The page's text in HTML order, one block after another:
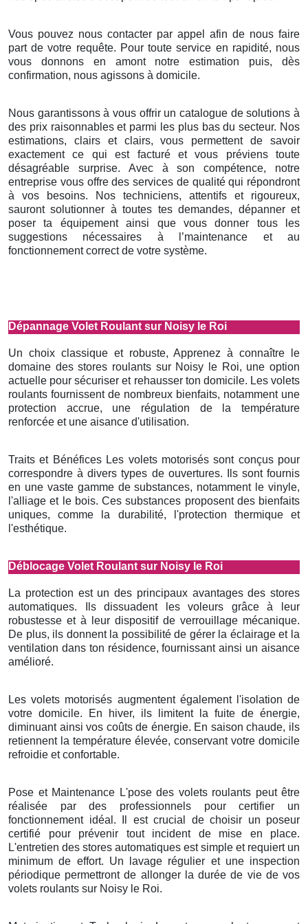
Vous pouvez nous contacter par appel afin de nous faire
part de votre requête. Pour toute service en rapidité, nous
vous donnons en amont notre estimation puis, dès
confirmation, nous agissons à domicile.
Nous garantissons à vous offrir un catalogue de solutions à
des prix raisonnables et parmi les plus bas du secteur. Nos
estimations, clairs et clairs, vous permettent de savoir
exactement ce qui est facturé et vous préviens toute
désagréable surprise. Avec à son compétence, notre
entreprise vous offre des services de qualité qui répondront
à vos besoins. Nos techniciens, attentifs et rigoureux,
sauront solutionner à toutes tes demandes, dépanner et
poser ta équipement ainsi que vous donner tous les
suggestions nécessaires à l’maintenance et au
fonctionnement correct de votre système.
Dépannage Volet Roulant sur Noisy le Roi
Un choix classique et robuste, Apprenez à connaître le
domaine des stores roulants sur Noisy le Roi, une option
actuelle pour sécuriser et rehausser ton domicile. Les volets
roulants fournissent de nombreux bienfaits, notamment une
protection accrue, une régulation de la température
renforcée et une aisance d'utilisation.
Traits et Bénéfices Les volets motorisés sont conçus pour
correspondre à divers types de ouvertures. Ils sont fournis
en une vaste gamme de substances, notamment le vinyle,
l'alliage et le bois. Ces substances proposent des bienfaits
uniques, comme la durabilité, l'protection thermique et
l'esthétique.
Déblocage Volet Roulant sur Noisy le Roi
La protection est un des principaux avantages des stores
automatiques. Ils dissuadent les voleurs grâce à leur
robustesse et à leur dispositif de verrouillage mécanique.
De plus, ils donnent la possibilité de gérer la éclairage et la
ventilation dans ton résidence, fournissant ainsi un aisance
amélioré.
Les volets motorisés augmentent également l'isolation de
votre domicile. En hiver, ils limitent la fuite de énergie,
diminuant ainsi vos coûts de énergie. En saison chaude, ils
retiennent la température élevée, conservant votre domicile
refroidie et confortable.
Pose et Maintenance L'pose des volets roulants peut être
réalisée par des professionnels pour certifier un
fonctionnement idéal. Il est crucial de choisir un poseur
certifié pour prévenir tout incident de mise en place.
L'entretien des stores automatiques est simple et requiert un
minimum de effort. Un lavage régulier et une inspection
périodique permettront de allonger la durée de vie de vos
volets roulants sur Noisy le Roi.